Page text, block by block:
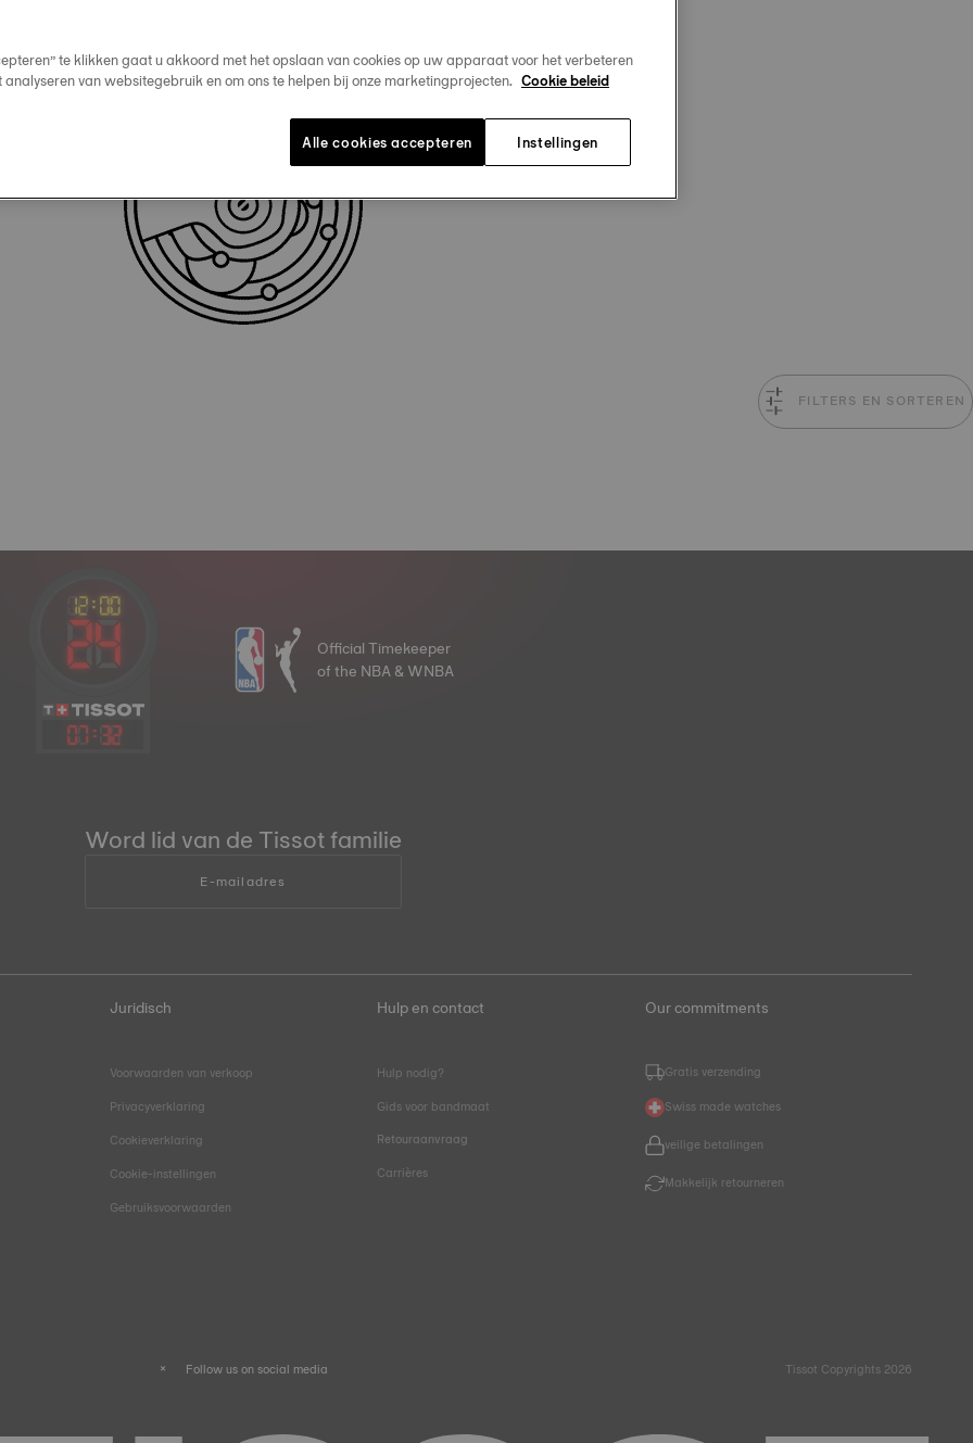
FILTERS EN SORTEREN
07: 32
Official Timekeeper
of the NBA & WNBA
Word lid van de Tissot familie
E-mailadres
Juridisch
Voorwaarden van verkoop
Privacyverklaring
Cookieverklaring
Cookie-instellingen
Gebruiksvoorwaarden
Hulp en contact
Hulp nodig?
Gids voor bandmaat
Retouraanvraag
Carrières
Our commitments
Gratis verzending
Swiss made watches
veilige betalingen
Makkelijk retourneren
Follow us on social media Tissot Copyrights 2026
te klikken gaat u akkoord met het opslaan van cookies op uw apparaat voor het verbeteren
van websitegebruik en om ons te helpen bij onze marketingprojecten. Cookie beleid
Instellingen
Alle cookies accepteren